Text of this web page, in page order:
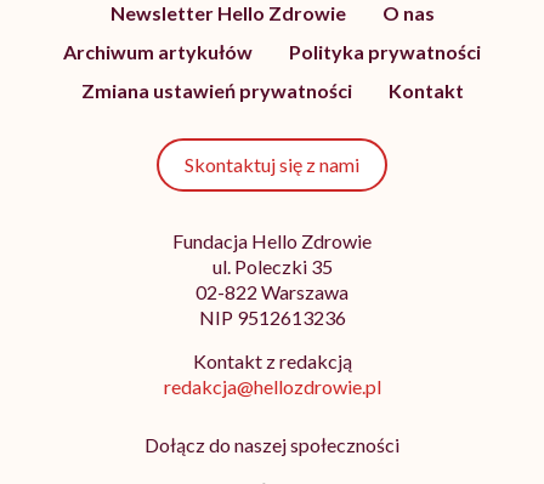
Newsletter Hello Zdrowie
O nas
Archiwum artykułów
Polityka prywatności
Zmiana ustawień prywatności
Kontakt
Skontaktuj się z nami
Fundacja Hello Zdrowie
ul. Poleczki 35
02-822 Warszawa
NIP 9512613236
Kontakt z redakcją
redakcja@hellozdrowie.pl
Dołącz do naszej społeczności